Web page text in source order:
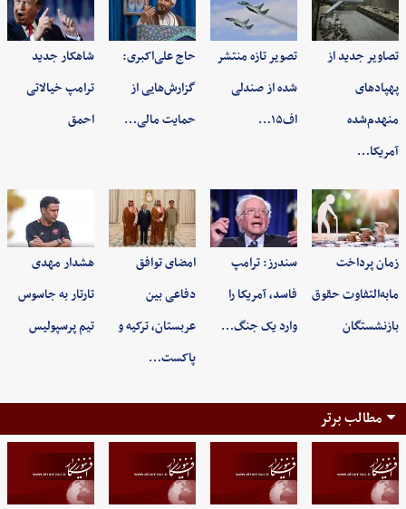
تصاویر جدید از
پهپادهای
منهدم‌شده
آمریکا…
تصویر تازه منتشر
شده از صندلی
اف۱۵…
حاج علی‌اکبری:
گزارش‌هایی از
حمایت مالی…
شاهکار جدید
ترامپ خیالاتی
احمق
زمان پرداخت
مابه‌التفاوت حقوق
بازنشستگان
سندرز: ترامپ
فاسد، آمریکا را
وارد یک جنگ…
امضای توافق
دفاعی بین
عربستان، ترکیه و
پاکست…
هشدار مهدی
تارتار به جاسوس
تیم پرسپولیس
مطالب برتر